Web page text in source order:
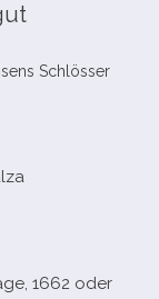
Schlösser
1662 oder